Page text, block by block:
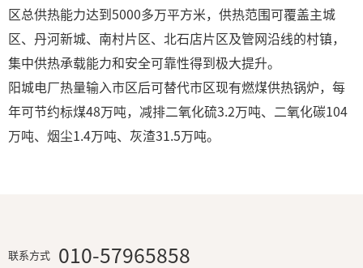
区总供热能力达到5000多万平方米，供热范围可覆盖主城
区、丹河新城、南村片区、北石店片区及管网沿线的村镇，
集中供热承载能力和安全可靠性得到极大提升。
阳城电厂热量输入市区后可替代市区现有燃煤供热锅炉，每
年可节约标煤48万吨，减排二氧化硫3.2万吨、二氧化碳104
万吨、烟尘1.4万吨、灰渣31.5万吨。